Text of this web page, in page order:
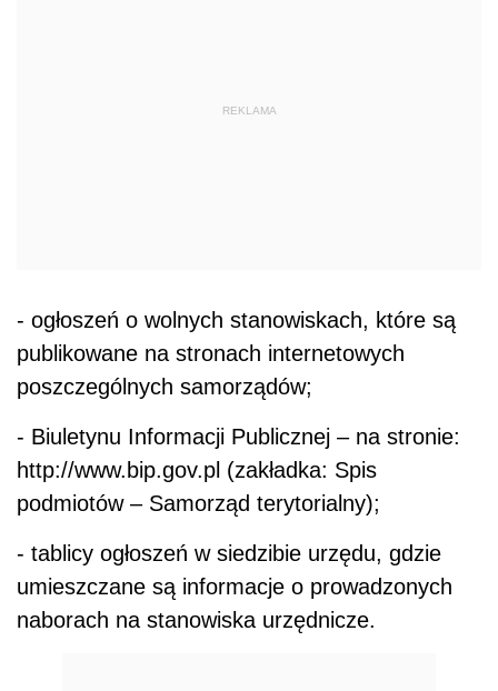
REKLAMA
- ogłoszeń o wolnych stanowiskach, które są
publikowane na stronach internetowych
poszczególnych samorządów;
- Biuletynu Informacji Publicznej – na stronie:
http://www.bip.gov.pl (zakładka: Spis
podmiotów – Samorząd terytorialny);
- tablicy ogłoszeń w siedzibie urzędu, gdzie
umieszczane są informacje o prowadzonych
naborach na stanowiska urzędnicze.